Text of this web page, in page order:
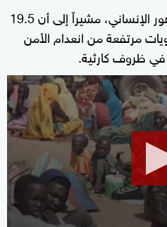
وحذر التقرير من استمرار التدهور الإنساني، مشيراً إلى أن 19.5
مرتفعة من انعدام الأمن
0
seconds
of
2
16
seconds